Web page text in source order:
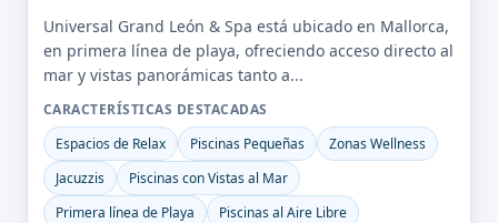
Universal Grand León & Spa está ubicado en Mallorca,
en primera línea de playa, ofreciendo acceso directo al
mar y vistas panorámicas tanto a...
CARACTERÍSTICAS DESTACADAS
Espacios de Relax
Piscinas Pequeñas
Zonas Wellness
Jacuzzis
Piscinas con Vistas al Mar
Primera línea de Playa
Piscinas al Aire Libre